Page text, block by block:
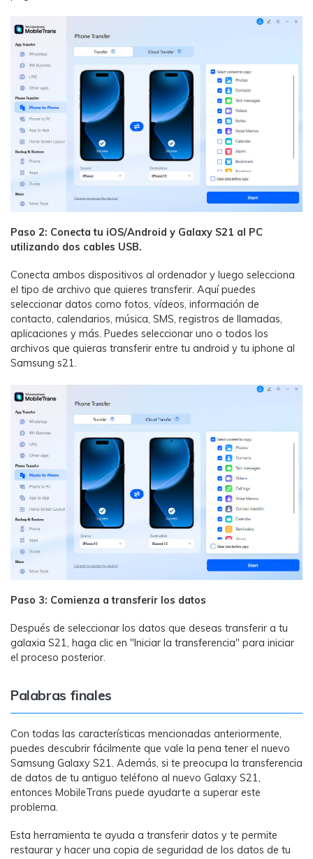
Paso 2: Conecta tu iOS/Android y Galaxy S21 al PC
utilizando dos cables USB.
Conecta ambos dispositivos al ordenador y luego selecciona
el tipo de archivo que quieres transferir. Aquí puedes
seleccionar datos como fotos, vídeos, información de
contacto, calendarios, música, SMS, registros de llamadas,
aplicaciones y más. Puedes seleccionar uno o todos los
archivos que quieras transferir entre tu android y tu iphone al
Samsung s21.
Paso 3: Comienza a transferir los datos
Después de seleccionar los datos que deseas transferir a tu
galaxia S21, haga clic en "Iniciar la transferencia" para iniciar
el proceso posterior.
Palabras finales
Con todas las características mencionadas anteriormente,
puedes descubrir fácilmente que vale la pena tener el nuevo
Samsung Galaxy S21. Además, si te preocupa la transferencia
de datos de tu antiguo teléfono al nuevo Galaxy S21,
entonces MobileTrans puede ayudarte a superar este
problema.
Esta herramienta te ayuda a transferir datos y te permite
restaurar y hacer una copia de seguridad de los datos de tu